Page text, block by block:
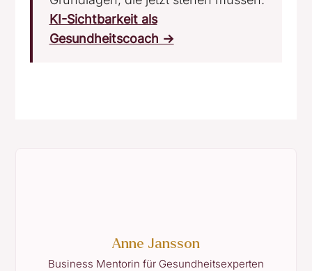
KI-Sichtbarkeit als
Gesundheitscoach →
Anne Jansson
Business Mentorin für Gesundheitsexperten